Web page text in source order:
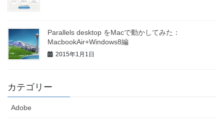
Parallels desktop をMacで動かしてみた：
MacbookAir+Windows8編
2015年1月1日
カテゴリー
Adobe